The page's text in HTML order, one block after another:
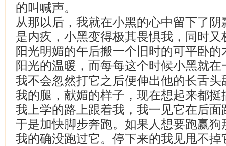
的叫喊声。
从那以后，我就在小黑的心中留下了
是内疚，小黑变得极其畏惧我，同时
阳光明媚的午后搬一个旧时的可平卧
阳光的温暖，而每每这个时候小黑就
我不会忽然打它之后便伸出他的长舌
我的腿，献媚的样子，现在想起来都
我上学的路上跟着我，我一见它在后
于是加快脚步奔跑。如果人想要跑赢
我的确没跑过它。停下来的我见甩不